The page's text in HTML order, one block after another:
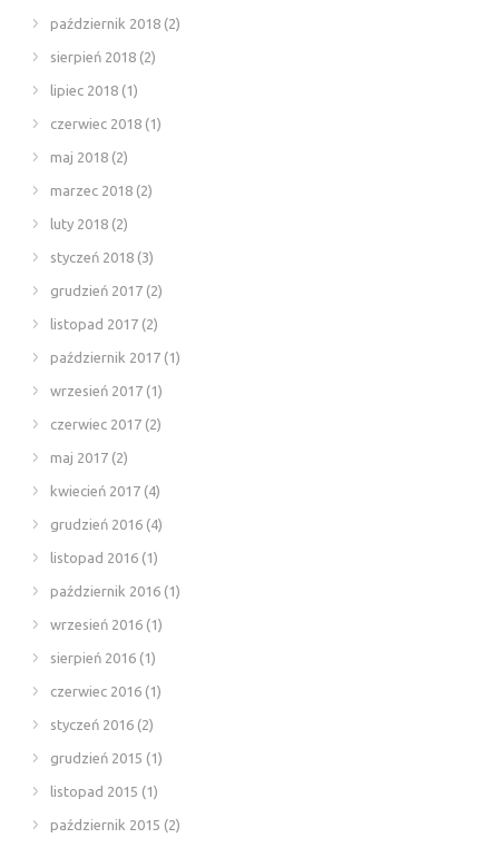
październik 2018 (2)
sierpień 2018 (2)
lipiec 2018 (1)
czerwiec 2018 (1)
maj 2018 (2)
marzec 2018 (2)
luty 2018 (2)
styczeń 2018 (3)
grudzień 2017 (2)
listopad 2017 (2)
październik 2017 (1)
wrzesień 2017 (1)
czerwiec 2017 (2)
maj 2017 (2)
kwiecień 2017 (4)
grudzień 2016 (4)
listopad 2016 (1)
październik 2016 (1)
wrzesień 2016 (1)
sierpień 2016 (1)
czerwiec 2016 (1)
styczeń 2016 (2)
grudzień 2015 (1)
listopad 2015 (1)
październik 2015 (2)